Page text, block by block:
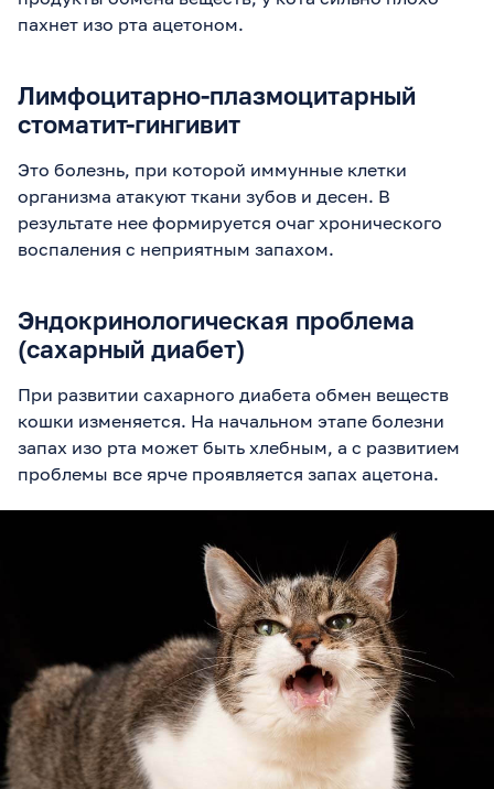
пахнет изо рта ацетоном.
Лимфоцитарно-плазмоцитарный
стоматит-гингивит
Это болезнь, при которой иммунные клетки
организма атакуют ткани зубов и десен. В
результате нее формируется очаг хронического
воспаления с неприятным запахом.
Эндокринологическая проблема
(сахарный диабет)
При развитии сахарного диабета обмен веществ
кошки изменяется. На начальном этапе болезни
запах изо рта может быть хлебным, а с развитием
проблемы все ярче проявляется запах ацетона.